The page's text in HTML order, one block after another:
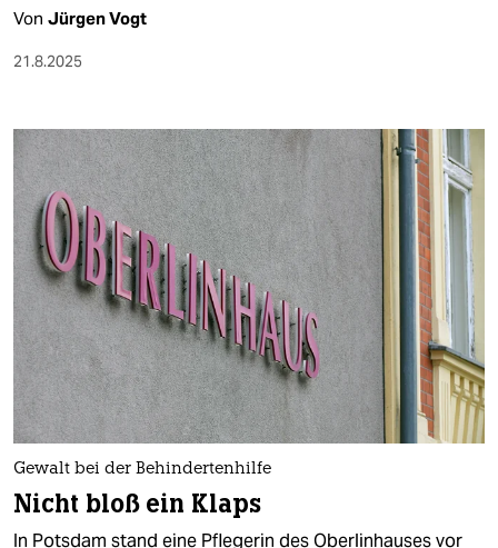
Von Jürgen Vogt
21.8.2025
Gewalt bei der Behindertenhilfe
Nicht bloß ein Klaps
In Potsdam stand eine Pflegerin des Oberlinhauses vor